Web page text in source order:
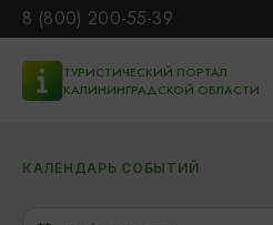
8 (800) 200-55-39
ТУРИСТИЧЕСКИЙ ПОРТАЛ
КАЛИНИНГРАДСКОЙ ОБЛАСТИ
КАЛЕНДАРЬ СОБЫТИЙ